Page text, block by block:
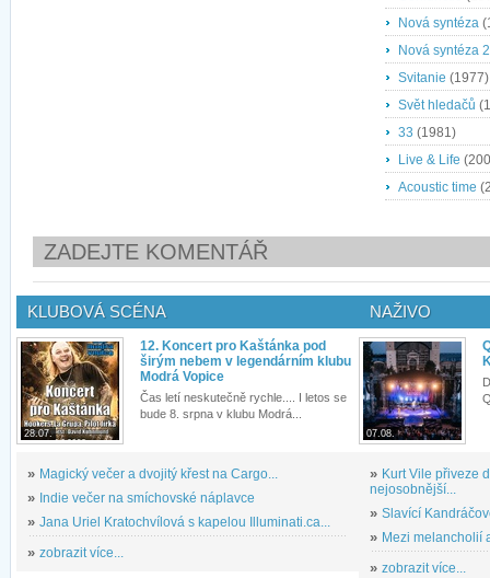
Nová syntéza
Nová syntéza 2
Svitanie (1977)
Svět hledačů
33 (1981)
Live & Life
Acoustic time
ZADEJTE KOMENTÁŘ
KLUBOVÁ SCÉNA
28.07.
12. Koncert pro Kaštánka pod
širým nebem v legendárním klubu
Modrá Vopice
Čas letí neskutečně rychle.... I letos se
bude 8. srpna v klubu Modrá...
» Magický večer a dvojitý křest na Cargo...
» Indie večer na smíchovské náplavce
» Jana Uriel Kratochvílová s kapelou Illuminati.ca...
» zobrazit více...
NAŽIVO
07.08.
» Kurt Vile přiveze
nejosobnější...
» Slavící
» Mezi melancholií
» zobrazit více...